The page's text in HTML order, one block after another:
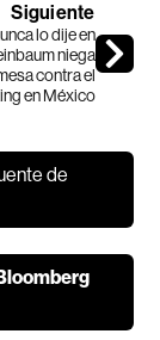
Siguiente
lo dije en
niega
contra el
en México
de